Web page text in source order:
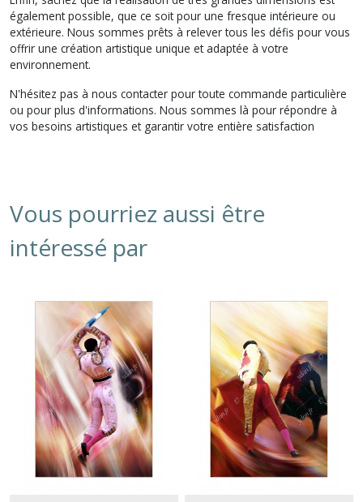
également possible, que ce soit pour une fresque intérieure ou
extérieure. Nous sommes prêts à relever tous les défis pour vous
offrir une création artistique unique et adaptée à votre
environnement.
N'hésitez pas à nous contacter pour toute commande particulière
ou pour plus d'informations. Nous sommes là pour répondre à
vos besoins artistiques et garantir votre entière satisfaction
Vous pourriez aussi être
intéressé par